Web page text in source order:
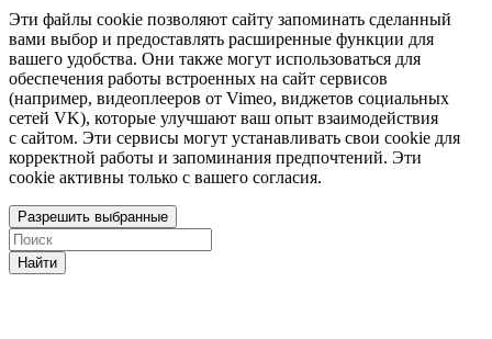
Эти файлы cookie позволяют сайту запоминать сделанный
вами выбор и предоставлять расширенные функции для
вашего удобства. Они также могут использоваться для
обеспечения работы встроенных на сайт сервисов
(например, видеоплееров от Vimeo, виджетов социальных
сетей VK), которые улучшают ваш опыт взаимодействия
с сайтом. Эти сервисы могут устанавливать свои cookie для
корректной работы и запоминания предпочтений. Эти
cookie активны только с вашего согласия.
Разрешить выбранные
Найти